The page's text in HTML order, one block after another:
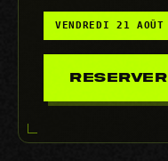
VENDREDI 21 AOÛT